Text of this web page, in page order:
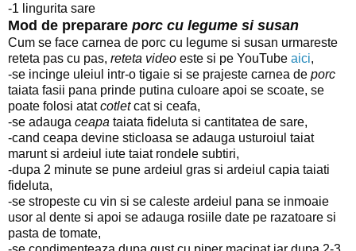
-1 lingurita sare
Mod de preparare porc cu legume si susan
Cum se face carnea de porc cu legume si susan urmareste
reteta pas cu pas, reteta video este si pe YouTube aici,
-se incinge uleiul intr-o tigaie si se prajeste carnea de porc
taiata fasii pana prinde putina culoare apoi se scoate, se
poate folosi atatcotletcat si ceafa,
-se adauga ceapa taiata fideluta si cantitatea de sare,
-cand ceapa devine sticloasa se adauga usturoiul taiat
marunt si ardeiul iute taiat rondele subtiri,
-dupa 2 minute se pune ardeiul gras si ardeiul capia taiati
fideluta,
-se stropeste cu vin si se caleste ardeiul pana se inmoaie
usor al dente si apoi se adauga rosiile date pe razatoare si
pasta de tomate,